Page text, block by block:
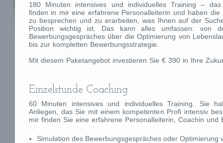
180 Minuten intensives und individuelles Training – das
finden in mir eine erfahrene Personalleiterin und haben die
zu besprechen und zu erarbeiten, was Ihnen auf der
Position wichtig ist. Das kann alles umfassen: von
Bewerbungsgespräches über die Optimierung von
bis zur kompletten Bewerbungsstrategie.
Mit diesem Paketangebot investieren Sie € 390 in Ihre
Einzelstunde Coaching:
60 Minuten intensives und individuelles Training. Sie
Anliegen, das Sie mit einem kompetenten Profi intensiv
mir finden Sie eine erfahrene Personalleiterin, Coachin und
Simulation des Bewerbungsgespräches oder Optimierung